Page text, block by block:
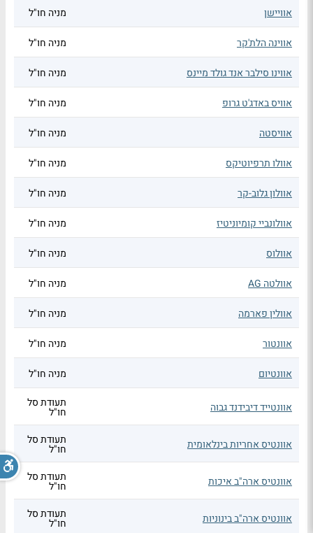
אוויישן מניה חו"ל
אווינה הלת'קר מניה חו"ל
אווינו סילבר אנד גולד מיינס מניה חו"ל
אוויס באדג'ט גרופ מניה חו"ל
אוויסטה מניה חו"ל
אוולו תרפיוטיקס מניה חו"ל
אוולון גלוב-קר מניה חו"ל
אוולונביי קומיוניטיז מניה חו"ל
אוולוס מניה חו"ל
אוולטה AG מניה חו"ל
אוולין פארמה מניה חו"ל
אוונטור מניה חו"ל
אוונטיום מניה חו"ל
אוונטייד דיבידנד גבוה תעודת סל
חו"ל
אוונטיס אחריות בינלאומית תעודת סל
חו"ל
אוונטיס ארה"ב איכות תעודת סל
חו"ל
אוונטיס ארה"ב בינוניות תעודת סל
חו"ל